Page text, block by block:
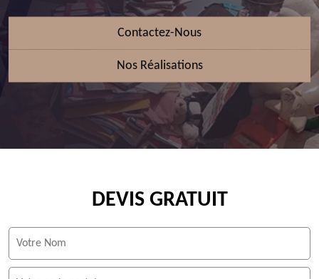
Contactez-Nous
Nos Réalisations
DEVIS GRATUIT